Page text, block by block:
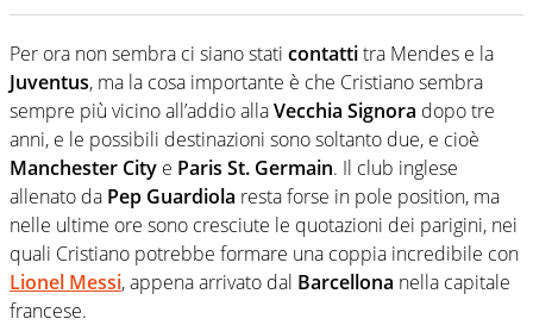
Per ora non sembra ci siano stati contattitra Mendes e la
Juventus, ma la cosa importante è che Cristiano sembra
sempre più vicino all’addio allaVecchia Signora dopo tre
anni, e le possibili destinazioni sono soltanto due, e cioè
Manchester City e Paris St. Germain. Il club inglese
allenato da Pep Guardiola resta forse in pole position, ma
nelle ultime ore sono cresciute le quotazioni dei parigini, nei
quali Cristiano potrebbe formare una coppia incredibile con
Lionel Messi, appena arrivato dal Barcellona nella capitale
francese.